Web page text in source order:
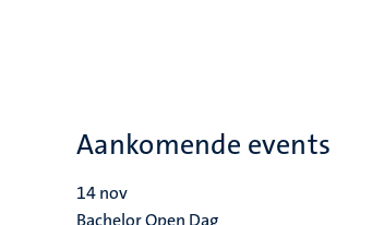
Aankomende events
14nov
Bachelor Open Dag